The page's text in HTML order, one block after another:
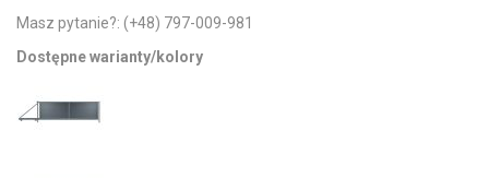
Masz pytanie?: (+48) 797-009-981
Dostępne warianty/kolory